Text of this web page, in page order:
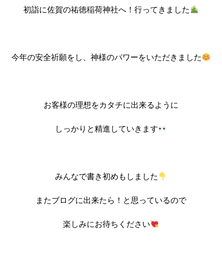
初詣に佐賀の祐徳稲荷神社へ！行ってきました
今年の安全祈願をし、神様のパワーをいただきました
お客様の理想をカタチに出来るように
しっかりと精進していきます
みんなで書き初めもしました
またブログに出来たら！と思っているので
楽しみにお待ちください